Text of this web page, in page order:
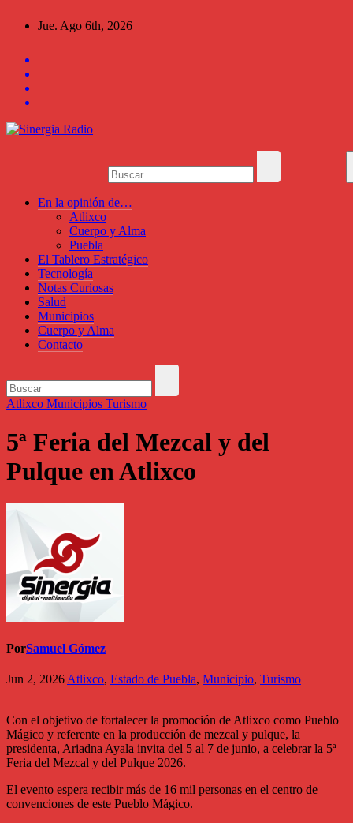
Jue. Ago 6th, 2026
En la opinión de…
Atlixco
Cuerpo y Alma
Puebla
El Tablero Estratégico
Tecnología
Notas Curiosas
Salud
Municipios
Cuerpo y Alma
Contacto
Atlixco Municipios Turismo
5ª Feria del Mezcal y del
Pulque en Atlixco
PorSamuel Gómez
Jun 2, 2026Atlixco, Estado de Puebla, Municipio, Turismo
Con el objetivo de fortalecer la promoción de Atlixco como Pueblo
Mágico y referente en la producción de mezcal y pulque, la
presidenta, Ariadna Ayala invita del 5 al 7 de junio, a celebrar la 5ª
Feria del Mezcal y del Pulque 2026.
El evento espera recibir más de 16 mil personas en el centro de
convenciones de este Pueblo Mágico.